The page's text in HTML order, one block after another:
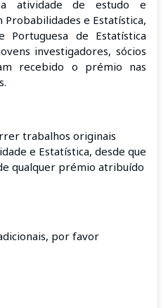
a atividade de estudo e
Probabilidades e Estatística,
Portuguesa de Estatística
investigadores, sócios
recebido o prémio nas
trabalhos originais
e Estatística, desde que
qualquer prémio atribuído
por favor